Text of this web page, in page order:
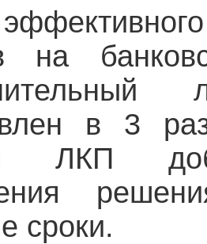
на
в 3
ЛКП
сроки.